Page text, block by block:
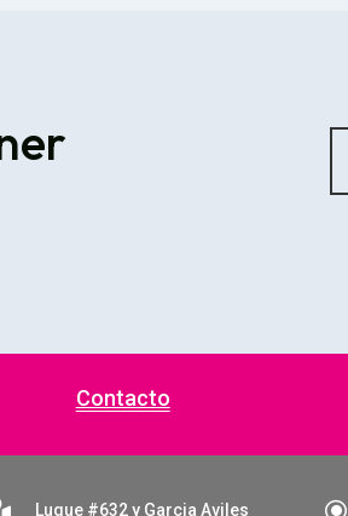
Contacto
Luque #632 y Garcia Aviles